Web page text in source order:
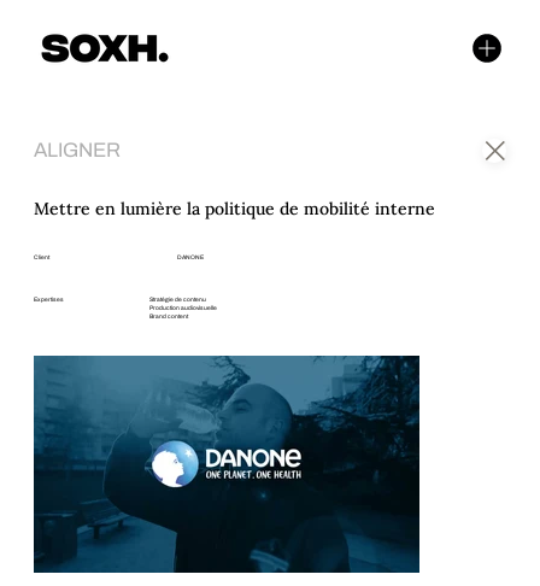
ALIGNER
Mettre en lumière la politique de mobilité interne
Client DANONE
Expertises
Stratégie de contenu
Production audiovisuelle
Brand content